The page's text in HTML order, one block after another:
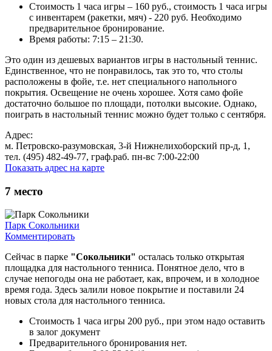
Стоимость 1 часа игры – 160 руб., стоимость 1 часа игры
с инвентарем (ракетки, мяч) - 220 руб. Необходимо
предварительное бронирование.
Время работы: 7:15 – 21:30.
Это один из дешевых вариантов игры в настольный теннис.
Единственное, что не понравилось, так это то, что столы
расположены в фойе, т.е. нет специального напольного
покрытия. Освещение не очень хорошее. Хотя само фойе
достаточно большое по площади, потолки высокие. Однако,
поиграть в настольный теннис можно будет только с сентября.
Адрес:
м. Петровско-разумовская, 3-й Нижнелихоборский пр-д, 1,
тел. (495) 482-49-77, граф.раб. пн-вс 7:00-22:00
Показать адрес на карте
7 место
Парк Сокольники
Комментировать
Сейчас в парке "Сокольники" осталась только открытая
площадка для настольного тенниса. Понятное дело, что в
случае непогоды она не работает, как, впрочем, и в холодное
время года. Здесь залили новое покрытие и поставили 24
новых стола для настольного тенниса.
Стоимость 1 часа игры 200 руб., при этом надо оставить
в залог документ
Предварительного бронирования нет.